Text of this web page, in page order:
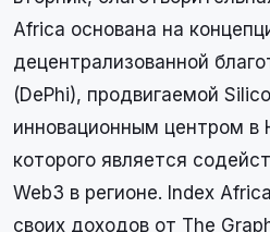
Africa основана на
децентрализованной
(DePhi), продвигаемой
инновационным центром
которого является
Web3 в регионе. Index
своих доходов от The